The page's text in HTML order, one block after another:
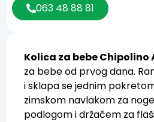
Kolica za bebe Chipolino
za bebe od prvog dana.
i sklapa se jednim
zimskom navlakom za
podlogom i držačem za
063 48 88 81